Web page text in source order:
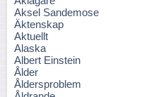
Aksel Sandemose
Äktenskap
Aktuellt
Alaska
Albert Einstein
Ålder
Åldersproblem